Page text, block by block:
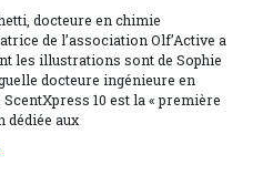
docteure en chimie
de l’association Olf’Active a
les illustrations sont de Sophie
docteure ingénieure en
10 est la « première
dédiée aux